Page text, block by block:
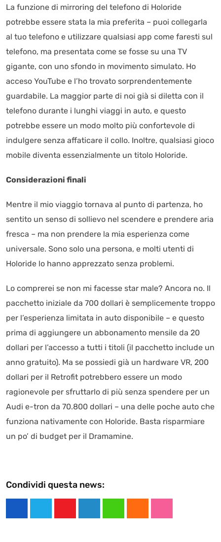
La funzione di mirroring del telefono di Holoride
potrebbe essere stata la mia preferita – puoi collegarla
al tuo telefono e utilizzare qualsiasi app come faresti sul
telefono, ma presentata come se fosse su una TV
gigante, con uno sfondo in movimento simulato. Ho
acceso YouTube e l’ho trovato sorprendentemente
guardabile. La maggior parte di noi già si diletta con il
telefono durante i lunghi viaggi in auto, e questo
potrebbe essere un modo molto più confortevole di
indulgere senza affaticare il collo. Inoltre, qualsiasi gioco
mobile diventa essenzialmente un titolo Holoride.
Considerazioni finali
Mentre il mio viaggio tornava al punto di partenza, ho
sentito un senso di sollievo nel scendere e prendere aria
fresca – ma non prendere la mia esperienza come
universale. Sono solo una persona, e molti utenti di
Holoride lo hanno apprezzato senza problemi.
Lo comprerei se non mi facesse star male? Ancora no. Il
pacchetto iniziale da 700 dollari è semplicemente troppo
per l’esperienza limitata in auto disponibile – e questo
prima di aggiungere un abbonamento mensile da 20
dollari per l’accesso a tutti i titoli (il pacchetto include un
anno gratuito). Ma se possiedi già un hardware VR, 200
dollari per il Retrofit potrebbero essere un modo
ragionevole per sfruttarlo di più senza spendere per un
Audi e-tron da 70.800 dollari – una delle poche auto che
funziona nativamente con Holoride. Basta risparmiare
un po’ di budget per il Dramamine.
Condividi questa news: